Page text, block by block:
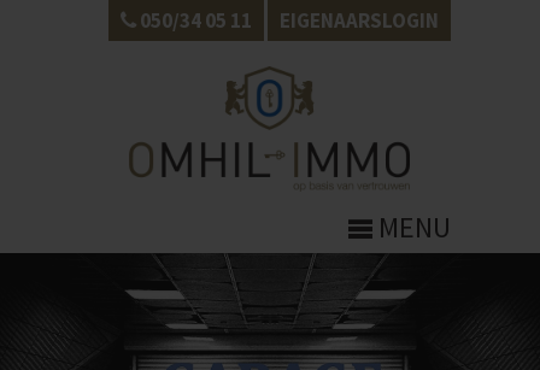
050/34 05 11 EIGENAARSLOGIN
MENU